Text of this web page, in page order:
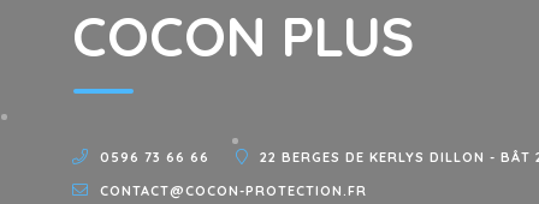
COCON PLUS
0596 73 66 66
22 BERGES DE KERLYS DILLON -
CONTACT@COCON-PROTECTION.FR